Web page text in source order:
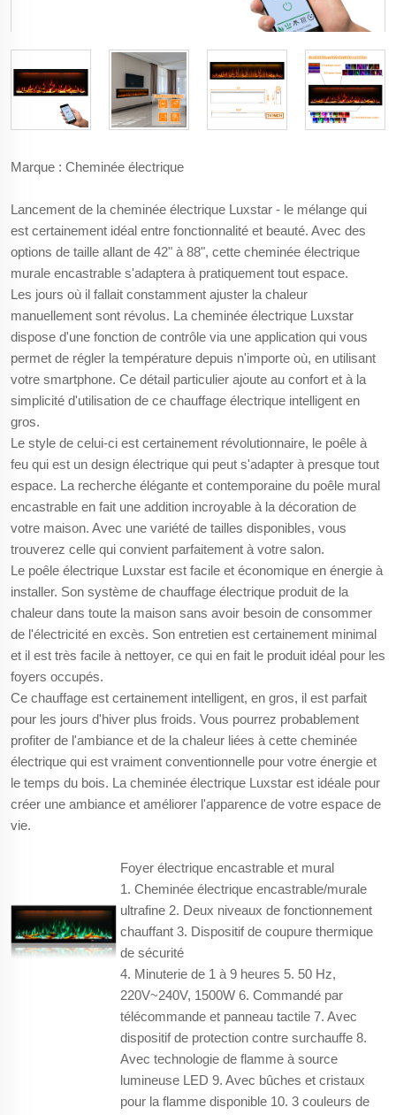
Marque : Cheminée électrique
Lancement de la cheminée électrique Luxstar - le mélange qui
est certainement idéal entre fonctionnalité et beauté. Avec des
options de taille allant de 42" à 88", cette cheminée électrique
murale encastrable s'adaptera à pratiquement tout espace.
Les jours où il fallait constamment ajuster la chaleur
manuellement sont révolus. La cheminée électrique Luxstar
dispose d'une fonction de contrôle via une application qui vous
permet de régler la température depuis n'importe où, en utilisant
votre smartphone. Ce détail particulier ajoute au confort et à la
simplicité d'utilisation de ce chauffage électrique intelligent en
gros.
Le style de celui-ci est certainement révolutionnaire, le poêle à
feu qui est un design électrique qui peut s'adapter à presque tout
espace. La recherche élégante et contemporaine du poêle mural
encastrable en fait une addition incroyable à la décoration de
votre maison. Avec une variété de tailles disponibles, vous
trouverez celle qui convient parfaitement à votre salon.
Le poêle électrique Luxstar est facile et économique en énergie à
installer. Son système de chauffage électrique produit de la
chaleur dans toute la maison sans avoir besoin de consommer
de l'électricité en excès. Son entretien est certainement minimal
et il est très facile à nettoyer, ce qui en fait le produit idéal pour les
foyers occupés.
Ce chauffage est certainement intelligent, en gros, il est parfait
pour les jours d'hiver plus froids. Vous pourrez probablement
profiter de l'ambiance et de la chaleur liées à cette cheminée
électrique qui est vraiment conventionnelle pour votre énergie et
le temps du bois. La cheminée électrique Luxstar est idéale pour
créer une ambiance et améliorer l'apparence de votre espace de
vie.
Foyer électrique encastrable et mural
1. Cheminée électrique encastrable/murale
ultrafine 2. Deux niveaux de fonctionnement
chauffant 3. Dispositif de coupure thermique
de sécurité
4. Minuterie de 1 à 9 heures 5. 50 Hz,
220V~240V, 1500W 6. Commandé par
télécommande et panneau tactile 7. Avec
dispositif de protection contre surchauffe 8.
Avec technologie de flamme à source
lumineuse LED 9. Avec bûches et cristaux
pour la flamme disponible 10. 3 couleurs de